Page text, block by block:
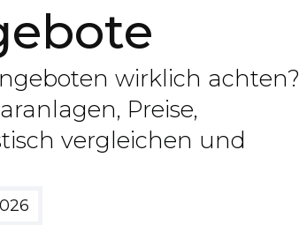
wirklich achten?
Preise,
vergleichen und